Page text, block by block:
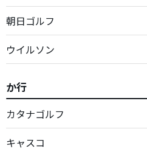
朝日ゴルフ
ウイルソン
か行
カタナゴルフ
キャスコ